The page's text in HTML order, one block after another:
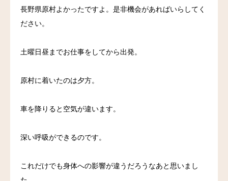
長野県原村よかったですよ。是非機会があればいらしてく
ださい。
土曜日昼までお仕事をしてから出発。
原村に着いたのは夕方。
車を降りると空気が違います。
深い呼吸ができるのです。
これだけでも身体への影響が違うだろうなあと思いまし